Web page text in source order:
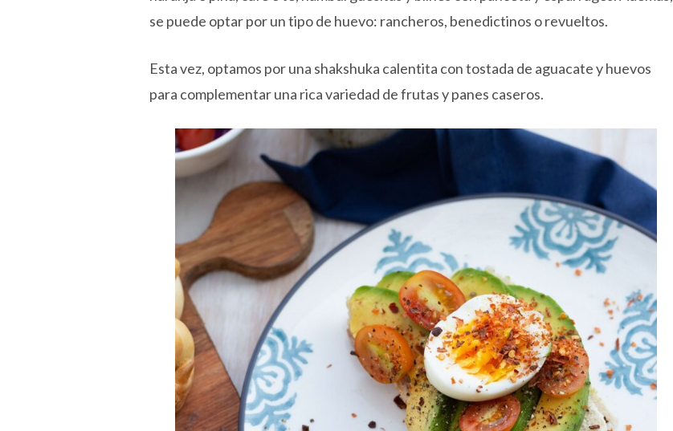
se puede optar por un tipo de huevo: rancheros, benedictinos o revueltos.
Esta vez, optamos por una shakshuka calentita con tostada de aguacate y huevos
para complementar una rica variedad de frutas y panes caseros.